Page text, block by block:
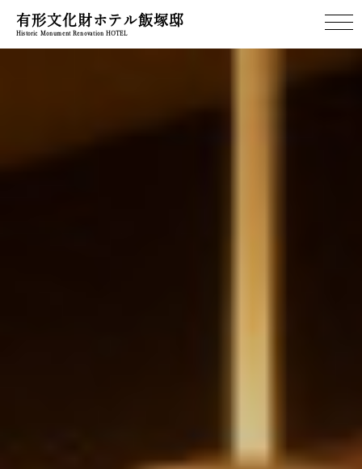
有形文化財ホテル飯塚邸